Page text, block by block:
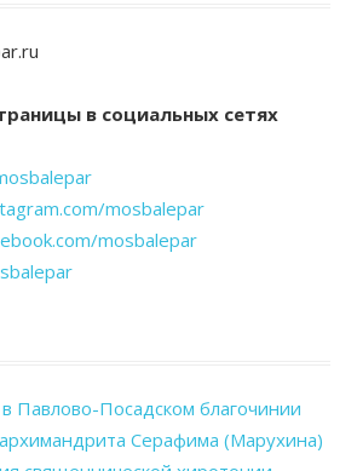
в социальных сетях
mosbalepar
mosbalepar
Павлово-Посадском благочинии
Серафима (Марухина)